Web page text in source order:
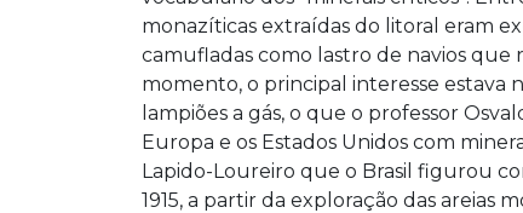
monazíticas extraídas do litoral eram
camufladas como lastro de navios que
momento, o principal interesse estava
lampiões a gás, o que o professor
Europa e os Estados Unidos com
Lapido-Loureiro que o Brasil figurou
1915, a partir da exploração das areias